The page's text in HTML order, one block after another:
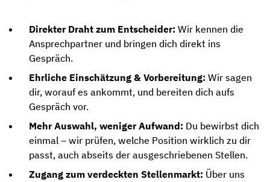
Direkter Draht zum Entscheider: Wir kennen die
Ansprechpartner und bringen dich direkt ins
Gespräch.
Ehrliche Einschätzung & Vorbereitung: Wir sagen
dir, worauf es ankommt, und bereiten dich aufs
Gespräch vor.
Mehr Auswahl, weniger Aufwand: Du bewirbst dich
einmal – wir prüfen, welche Position wirklich zu dir
passt, auch abseits der ausgeschriebenen Stellen.
Zugang zum verdeckten Stellenmarkt: Über uns